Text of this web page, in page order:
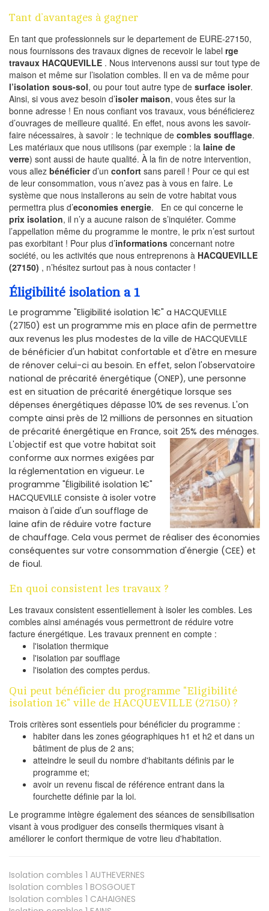
Tant d’avantages à gagner
En tant que professionnels sur le departement de EURE-27150,
nous fournissons des travaux dignes de recevoir le label rge
travaux HACQUEVILLE . Nous intervenons aussi sur tout type de
maison et même sur l’isolation combles. Il en va de même pour
l’isolation sous-sol, ou pour tout autre type de surface isoler.
Ainsi, si vous avez besoin d’isoler maison, vous êtes sur la
bonne adresse ! En nous confiant vos travaux, vous bénéficierez
d’ouvrages de meilleure qualité. En effet, nous avons les savoir-
faire nécessaires, à savoir : le technique de combles soufflage.
Les matériaux que nous utilisons (par exemple : la laine de
verre) sont aussi de haute qualité. À la fin de notre intervention,
vous allez bénéficierd’un confort sans pareil ! Pour ce qui est
de leur consommation, vous n’avez pas à vous en faire. Le
système que nous installerons au sein de votre habitat vous
permettra plus d’economies energie. En ce qui concerne le
prix isolation, il n’y a aucune raison de s’inquiéter. Comme
l’appellation même du programme le montre, le prix n’est surtout
pas exorbitant ! Pour plus d’informations concernant notre
société, ou les activités que nous entreprenons à HACQUEVILLE
(27150) , n’hésitez surtout pas à nous contacter !
Éligibilité isolation a 1
Le programme "Eligibilité isolation 1€" a HACQUEVILLE
(27150) est un programme mis en place afin de permettre
aux revenus les plus modestes de la ville de HACQUEVILLE
de bénéficier d'un habitat confortable et d'être en mesure
de rénover celui-ci au besoin. En effet, selon l'observatoire
national de précarité énergétique (ONEP), une personne
est en situation de précarité énergétique lorsque ses
dépenses énergétiques dépasse 10% de ses revenus. L'on
compte ainsi près de 12 millions de personnes en situation
de précarité énergétique en France, soit 25% des ménages.
L'objectif est que votre habitat soit
conforme aux normes exigées par
la réglementation en vigueur. Le
programme "Éligibilité isolation 1€"
HACQUEVILLE consiste à isoler votre
maison à l'aide d'un soufflage de
laine afin de réduire votre facture
de chauffage. Cela vous permet de réaliser des économies
conséquentes sur votre consommation d'énergie (CEE) et
de fioul.
En quoi consistent les travaux ?
Les travaux consistent essentiellement à isoler les combles. Les
combles ainsi aménagés vous permettront de réduire votre
facture énergétique. Les travaux prennent en compte :
l'isolation thermique
l'isolation par soufflage
l'isolation des comptes perdus.
Qui peut bénéficier du programme "Eligibilité
isolation 1€" ville de HACQUEVILLE (27150) ?
Trois critères sont essentiels pour bénéficier du programme :
habiter dans les zones géographiques h1 et h2 et dans un
bâtiment de plus de 2 ans;
atteindre le seuil du nombre d'habitants définis par le
programme et;
avoir un revenu fiscal de référence entrant dans la
fourchette définie par la loi.
Le programme intègre également des séances de sensibilisation
visant à vous prodiguer des conseils thermiques visant à
améliorer le confort thermique de votre lieu d'habitation.
Isolation combles 1 AUTHEVERNES
Isolation combles 1 BOSGOUET
Isolation combles 1 CAHAIGNES